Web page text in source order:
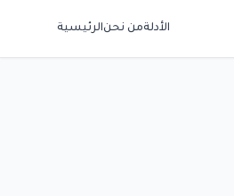
الأدلةمن نحنالرئيسية